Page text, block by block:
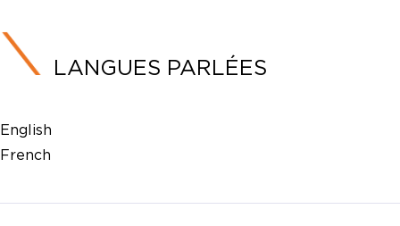
LANGUES PARLÉES
English
French